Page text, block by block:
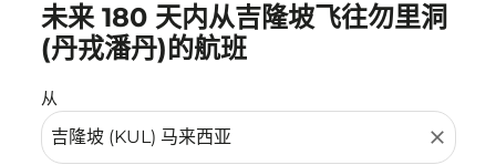
未来 180 天内从吉隆坡飞往勿里洞
(丹戎潘丹)的航班
从
close
没有符合您的筛选条件的机票。请调整您的筛选条件。